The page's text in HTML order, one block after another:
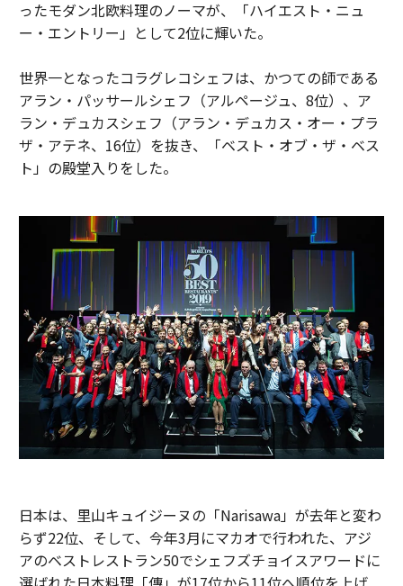
ったモダン北欧料理のノーマが、「ハイエスト・ニュ
ー・エントリー」として2位に輝いた。
世界一となったコラグレコシェフは、かつての師である
アラン・パッサールシェフ（アルページュ、8位）、ア
ラン・デュカスシェフ（アラン・デュカス・オー・プラ
ザ・アテネ、16位）を抜き、「ベスト・オブ・ザ・ベス
ト」の殿堂入りをした。
日本は、里山キュイジーヌの「Narisawa」が去年と変わ
らず22位、そして、今年3月にマカオで行われた、アジ
アのベストレストラン50でシェフズチョイスアワードに